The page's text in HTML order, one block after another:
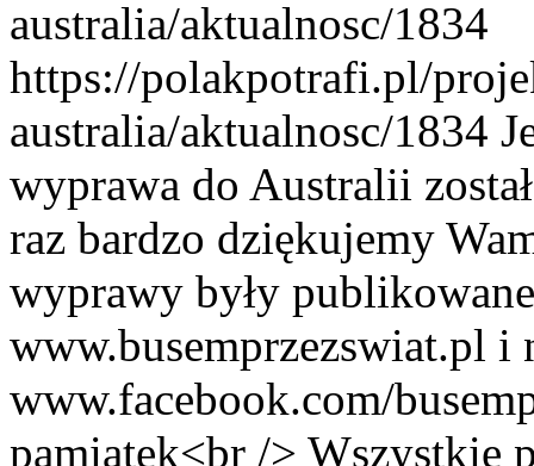
australia/aktualnosc/1834
https://polakpotrafi.pl/
australia/aktualnosc/1834
wyprawa do Australii
raz bardzo dziękujemy
wyprawy były
www.busemprzezswiat.pl i
www.facebook.com/
pamiątek<br /> Wszystkie